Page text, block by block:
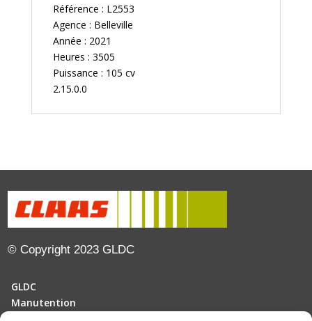
Référence : L2553
Agence : Belleville
Année : 2021
Heures : 3505
Puissance : 105 cv
2.15.0.0
© Copyright 2023 GLDC
GLDC
Manutention